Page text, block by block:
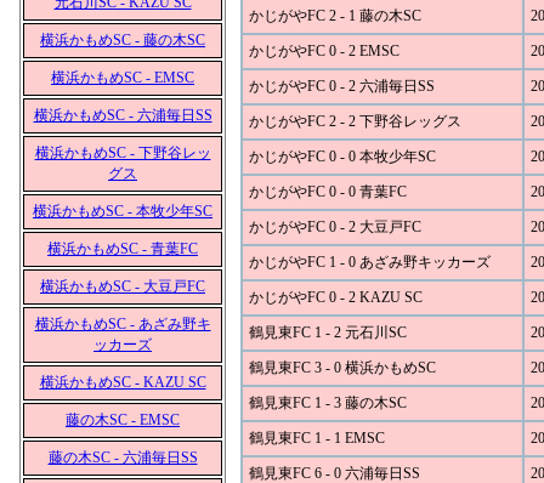
横浜かもめSC - 藤の木SC
横浜かもめSC - EMSC
横浜かもめSC - 六浦毎日SS
横浜かもめSC - 下野谷レッ
グス
横浜かもめSC - 本牧少年SC
横浜かもめSC - 青葉FC
横浜かもめSC - 大豆戸FC
横浜かもめSC - あざみ野キ
ッカーズ
横浜かもめSC - KAZU SC
藤の木SC - EMSC
藤の木SC - 六浦毎日SS
かじがやFC 2 - 1 藤の木SC
かじがやFC 0 - 2 EMSC
かじがやFC 0 - 2 六浦毎日SS
かじがやFC 2 - 2 下野谷レッグス
かじがやFC 0 - 0 本牧少年SC
かじがやFC 0 - 0 青葉FC
かじがやFC 0 - 2 大豆戸FC
かじがやFC 1 - 0 あざみ野キッカーズ
かじがやFC 0 - 2 KAZU SC
鶴見東FC 1 - 2 元石川SC
鶴見東FC 3 - 0 横浜かもめSC
鶴見東FC 1 - 3 藤の木SC
鶴見東FC 1 - 1 EMSC
鶴見東FC 6 - 0 六浦毎日SS